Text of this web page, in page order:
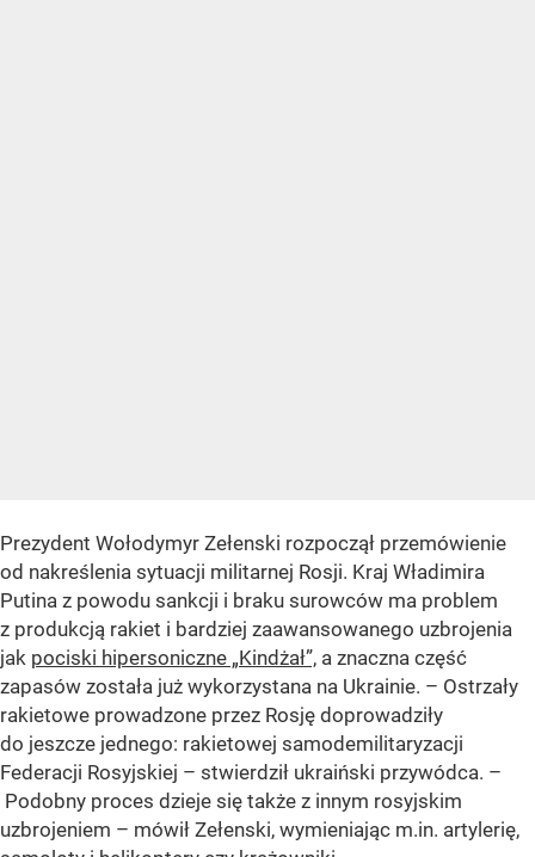
Prezydent Wołodymyr Zełenski rozpoczął przemówienie
od nakreślenia sytuacji militarnej Rosji. Kraj Władimira
Putina z powodu sankcji i braku surowców ma problem
z produkcją rakiet i bardziej zaawansowanego uzbrojenia
jak pociski hipersoniczne „Kindżał”, a znaczna część
zapasów została już wykorzystana na Ukrainie. – Ostrzały
rakietowe prowadzone przez Rosję doprowadziły
do jeszcze jednego: rakietowej samodemilitaryzacji
Federacji Rosyjskiej – stwierdził ukraiński przywódca. –
Podobny proces dzieje się także z innym rosyjskim
uzbrojeniem – mówił Zełenski, wymieniając m.in. artylerię,